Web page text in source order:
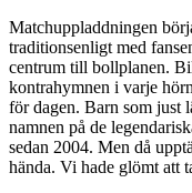
Matchuppladdningen
traditionsenligt med
centrum till bollplanen.
kontrahymnen i varje
för dagen. Barn som just
namnen på de
sedan 2004. Men då
hända. Vi hade glömt att